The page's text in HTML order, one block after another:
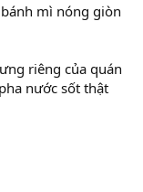
mì nóng giòn
riêng của quán
nước sốt thật